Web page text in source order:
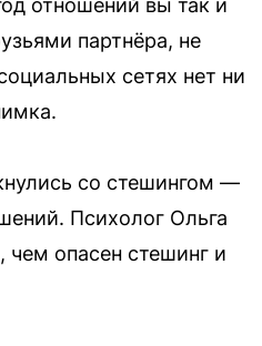
отношений вы так и
партнёра, не
сетях нет ни
со стешингом —
Психолог Ольга
чем опасен стешинг и